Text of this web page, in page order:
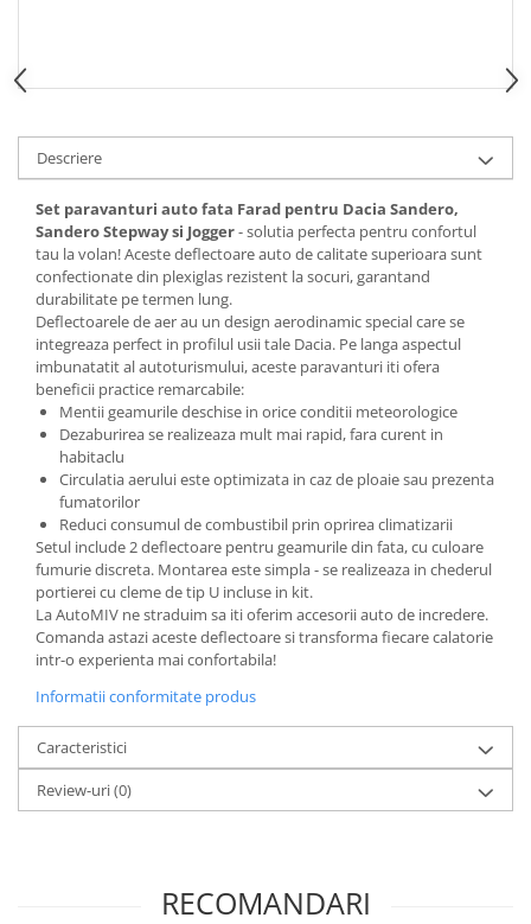
Lubrifianti si Spray-uri de Curatare
Vopsitorie, Chituri si Adezivi
Curatare si Detailing Exterior
Articole Auto Sezoniere
Produse de Iarna
Cabluri Pornire
Produse de Vara
Blog
Descriere
Set paravanturi auto fata Farad pentru Dacia Sandero,
Sandero Stepway si Jogger- solutia perfecta pentru confortul
tau la volan! Aceste deflectoare auto de calitate superioara sunt
confectionate din plexiglas rezistent la socuri, garantand
durabilitate pe termen lung.
Deflectoarele de aer au un design aerodinamic special care se
integreaza perfect in profilul usii tale Dacia. Pe langa aspectul
imbunatatit al autoturismului, aceste paravanturi iti ofera
beneficii practice remarcabile:
Mentii geamurile deschise in orice conditii meteorologice
Dezaburirea se realizeaza mult mai rapid, fara curent in
habitaclu
Circulatia aerului este optimizata in caz de ploaie sau prezenta
fumatorilor
Reduci consumul de combustibil prin oprirea climatizarii
Setul include 2 deflectoare pentru geamurile din fata, cu culoare
fumurie discreta. Montarea este simpla - se realizeaza in chederul
portierei cu cleme de tip U incluse in kit.
La AutoMIV ne straduim sa iti oferim accesorii auto de incredere.
Comanda astazi aceste deflectoare si transforma fiecare calatorie
intr-o experienta mai confortabila!
Informatii conformitate produs
Caracteristici
Review-uri(0)
RECOMANDARI